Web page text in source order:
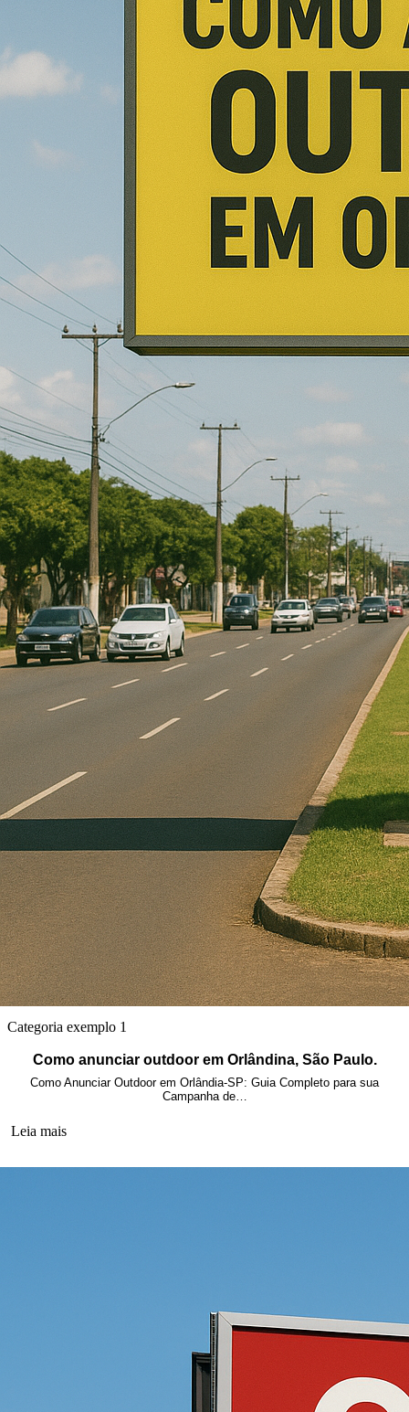
Categoria exemplo 1
Como anunciar outdoor em Orlândina, São Paulo.
Como Anunciar Outdoor em Orlândia-SP: Guia Completo para sua
Campanha de…
Leia mais